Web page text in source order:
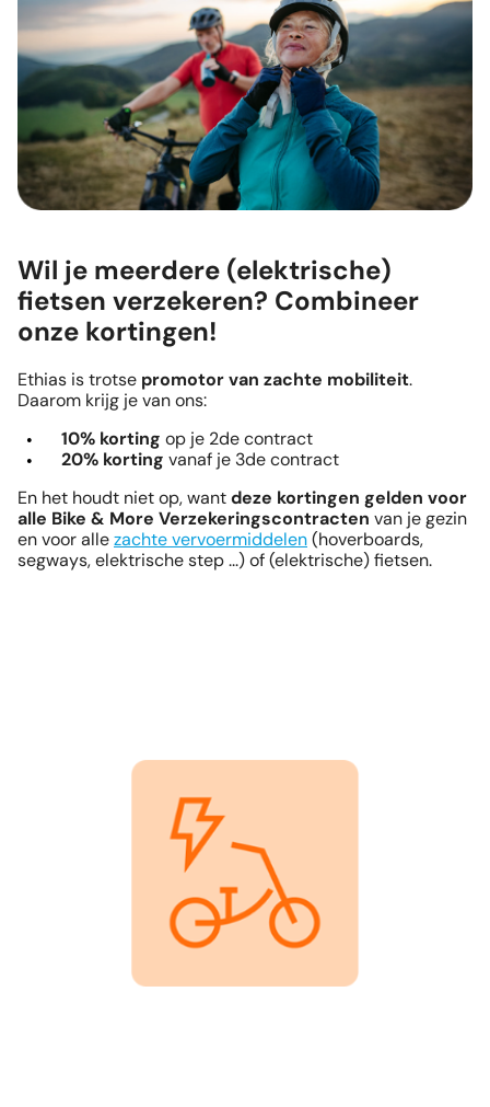
Wil je meerdere (elektrische)
fietsen verzekeren? Combineer
onze kortingen!
Ethias is trotse promotor van zachte mobiliteit.
Daarom krijg je van ons:
10% korting op je 2de contract
20% korting vanaf je 3de contract
En het houdt niet op, wantdeze kortingen gelden voor
alle Bike & More Verzekeringscontracten van je gezin
en voor allezachte vervoermiddelen(hoverboards,
segways, elektrische step ...) of (elektrische) fietsen.